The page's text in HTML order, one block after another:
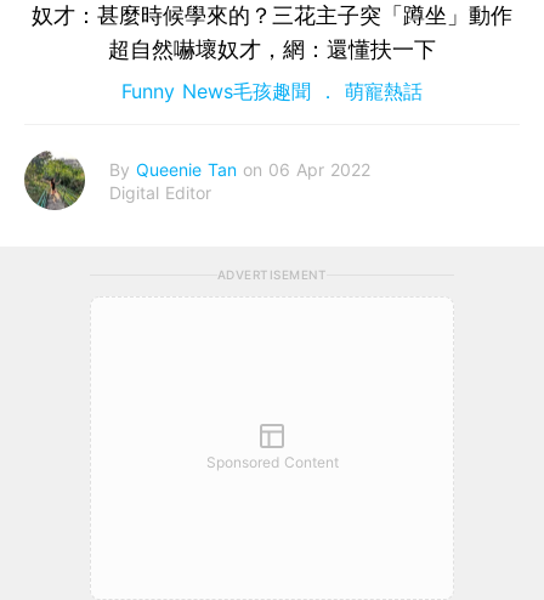
奴才：甚麼時候學來的？三花主子突「蹲坐」動作
超自然嚇壞奴才，網：還懂扶一下
Funny News毛孩趣聞 萌寵熱話
By Queenie Tan on 06 Apr 2022
Digital Editor
ADVERTISEMENT
Sponsored Content